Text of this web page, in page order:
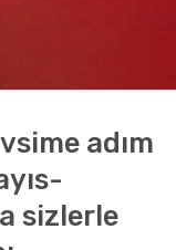
adım
sizlerle